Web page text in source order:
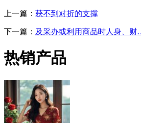
上一篇： 获不到对折的支撑
下一篇： 及采办或利用商品时人身、
热销产品